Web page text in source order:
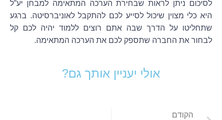
לסיכום ניתן לראות שבחירת הערכה המתאימה למבחן יע”ל
היא כלי מצוין שיכול לסייע לכם להתקבל לאוניברסיטה. ברגע
שתחליטו על הדרך שבה אתם רוצים ללמוד יהיה לכם קל
לבחור את החברה שתספק לכם את הערכה המתאימה.
אולי יעניין אותך גם?
הקודם